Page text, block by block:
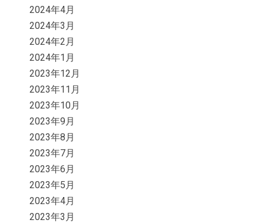
2024年4月
2024年3月
2024年2月
2024年1月
2023年12月
2023年11月
2023年10月
2023年9月
2023年8月
2023年7月
2023年6月
2023年5月
2023年4月
2023年3月